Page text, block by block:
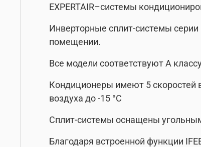
EXPERTAIR–системы
Инверторные сплит-системы
помещении.
Все модели соответствуют А
Кондиционеры имеют 5 скоростей
воздуха до -15 °C
Сплит-системы оснащены
Благодаря встроенной функции